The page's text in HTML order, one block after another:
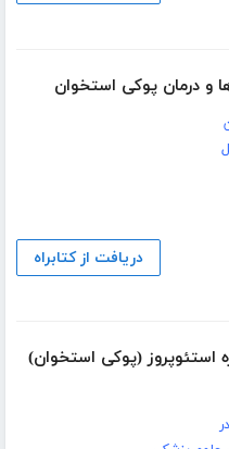
و درمان پوکی استخوان
دریافت از کتابراه
استئوپروز (پوکی استخوان)